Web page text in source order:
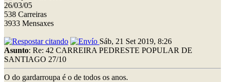
26/03/05
538 Carreiras
3933 Mensaxes
Sáb, 21 Set 2019, 8:26
Asunto: Re: 42 CARREIRA PEDRESTE POPULAR DE
SANTIAGO 27/10
O do gardarroupa é o de todos os anos.